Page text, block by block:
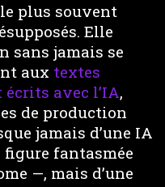
plus souvent
Elle
sans jamais se
aux textes
avec l’IA,
de production
jamais d’une IA
fantasmée
—, mais d’une